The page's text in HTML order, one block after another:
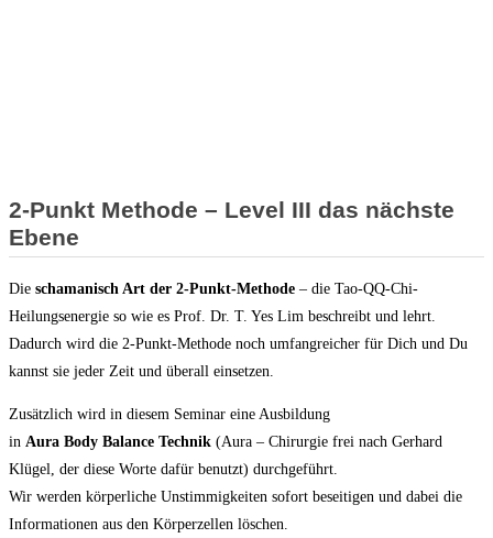
2-Punkt Methode – Level III das nächste
Ebene
Die schamanisch Art der 2-Punkt-Methode – die Tao-QQ-Chi-
Heilungsenergie so wie es Prof. Dr. T. Yes Lim beschreibt und lehrt.
Dadurch wird die 2-Punkt-Methode noch umfangreicher für Dich und Du
kannst sie jeder Zeit und überall einsetzen.
Zusätzlich wird in diesem Seminar eine Ausbildung
in Aura Body Balance Technik (Aura – Chirurgie frei nach Gerhard
Klügel, der diese Worte dafür benutzt) durchgeführt.
Wir werden körperliche Unstimmigkeiten sofort beseitigen und dabei die
Informationen aus den Körperzellen löschen.